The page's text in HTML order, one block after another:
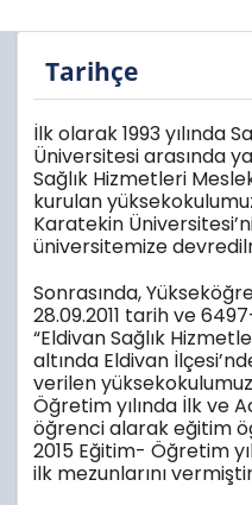
Tarihçe
İlk olarak 1993 yılında
Üniversitesi arasında
Sağlık Hizmetleri
kurulan
Karatekin
üniversitemize
Sonrasında,
28.09.2011 tarih ve
“Eldivan Sağlık
altında Eldivan
verilen
Öğretim yılında İlk ve
öğrenci alarak eğitim
2015 Eğitim- Öğretim
ilk mezunlarını